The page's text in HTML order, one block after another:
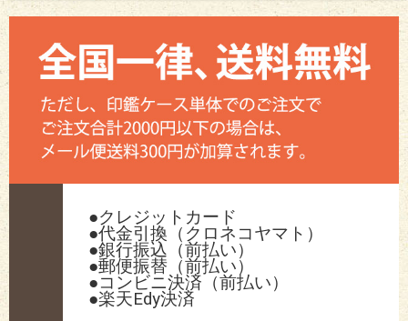
●クレジットカード
●代金引換（クロネコヤマト）
●銀行振込（前払い）
●郵便振替（前払い）
●コンビニ決済（前払い）
●楽天Edy決済